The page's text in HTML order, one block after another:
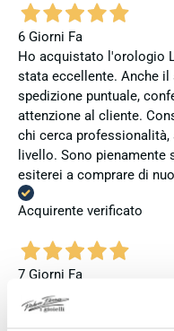
6 Giorni Fa
Ho acquistato l'orologio
stata eccellente. Anche
spedizione puntuale,
attenzione al cliente.
chi cerca
livello. Sono
esiterei a comprare di
Acquirente verificato
7 Giorni Fa
Zum dritten mal dort von
Service, tolle Preise! Ich